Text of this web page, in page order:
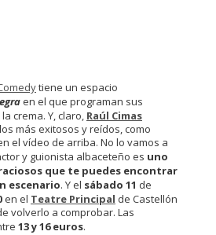
tiene un espacio
en el que programan sus
crema. Y, claro, Raúl Cimas
más exitosos y reídos, como
el vídeo de arriba. No lo vamos a
y guionista albaceteño es uno
que te puedes encontrar
escenario. Y el sábado 11 de
en el Teatre Principal de Castellón
volverlo a comprobar. Las
13 y 16 euros.